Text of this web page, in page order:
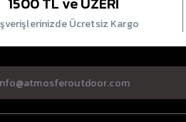
Ücretsiz Kargo